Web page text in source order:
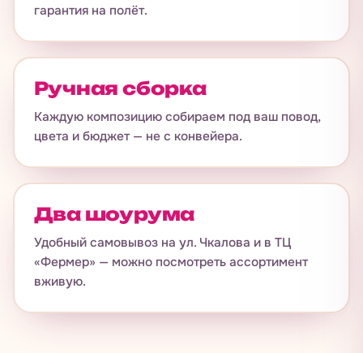
гарантия на полёт.
Ручная сборка
Каждую композицию собираем под ваш повод,
цвета и бюджет — не с конвейера.
Два шоурума
Удобный самовывоз на ул. Чкалова и в ТЦ
«Фермер» — можно посмотреть ассортимент
вживую.